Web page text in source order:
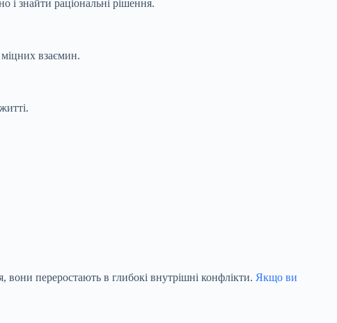
і знайти раціональні рішення.
взаємин.
переростають в глибокі внутрішні конфлікти. Якщо ви